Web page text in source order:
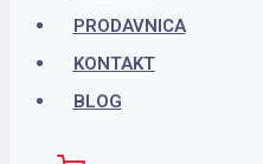
PRODAVNICA
KONTAKT
BLOG